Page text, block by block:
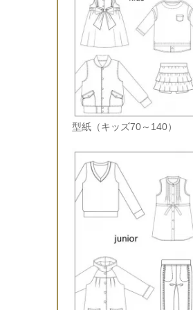
型紙（キッズ70～140）